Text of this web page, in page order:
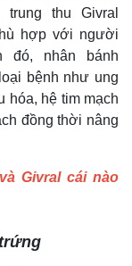
thu Givral
hợp với người
đó, nhân bánh
bệnh như ung
hóa, hệ tim mạch
đồng thời nâng
Givral cái nào